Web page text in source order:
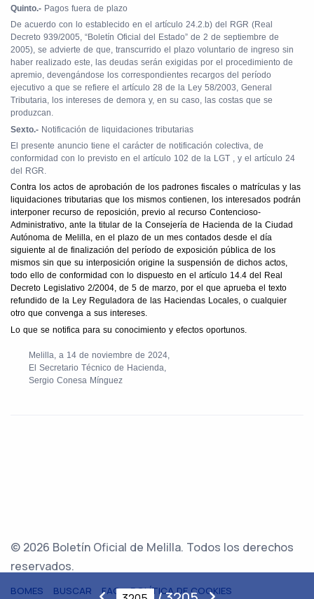
Quinto.- Pagos fuera de plazo
De acuerdo con lo establecido en el artículo 24.2.b) del RGR (Real
Decreto 939/2005, “Boletín Oficial del Estado” de 2 de septiembre de
2005), se advierte de que, transcurrido el plazo voluntario de ingreso sin
haber realizado este, las deudas serán exigidas por el procedimiento de
apremio, devengándose los correspondientes recargos del período
ejecutivo a que se refiere el artículo 28 de la Ley 58/2003, General
Tributaria, los intereses de demora y, en su caso, las costas que se
produzcan.
Sexto.- Notificación de liquidaciones tributarias
El presente anuncio tiene el carácter de notificación colectiva, de
conformidad con lo previsto en el artículo 102 de la LGT , y el artículo 24
del RGR.
Contra los actos de aprobación de los padrones fiscales o matrículas y las
liquidaciones tributarias que los mismos contienen, los interesados podrán
interponer recurso de reposición, previo al recurso Contencioso-
Administrativo, ante la titular de la Consejería de Hacienda de la Ciudad
Autónoma de Melilla, en el plazo de un mes contados desde el día
siguiente al de finalización del período de exposición pública de los
mismos sin que su interposición origine la suspensión de dichos actos,
todo ello de conformidad con lo dispuesto en el artículo 14.4 del Real
Decreto Legislativo 2/2004, de 5 de marzo, por el que aprueba el texto
refundido de la Ley Reguladora de las Haciendas Locales, o cualquier
otro que convenga a sus intereses.
Lo que se notifica para su conocimiento y efectos oportunos.
Melilla, a 14 de noviembre de 2024,
El Secretario Técnico de Hacienda,
Sergio Conesa Mínguez
© 2026 Boletín Oficial de Melilla. Todos los derechos
reservados.
BOMES BUSCAR FAQ POLÍTICA DE COOKIES